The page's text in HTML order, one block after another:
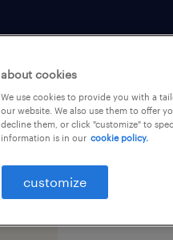
about cookies
We use cookies to provide you with a
our website. We also use them to offer
decline them, or click "customize" to
information is in our cookie policy.
customize